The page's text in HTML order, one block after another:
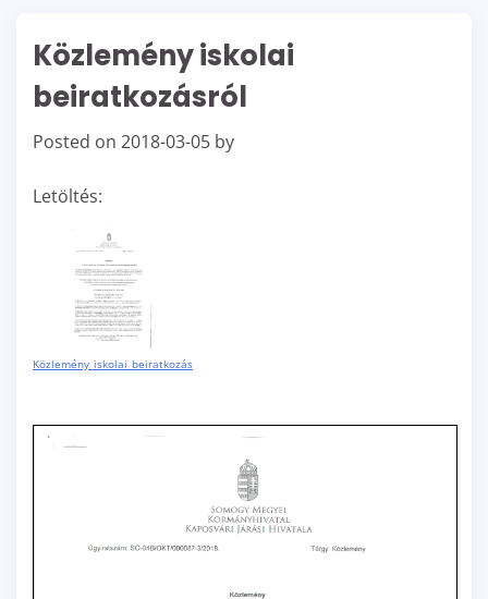
Közlemény iskolai
beiratkozásról
Posted on 2018-03-05 by
Letöltés:
Közlemény_iskolai_beiratkozás